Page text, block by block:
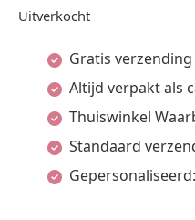
Uitverkocht
Gratis verzending
Altijd verpakt als
Thuiswinkel
Standaard